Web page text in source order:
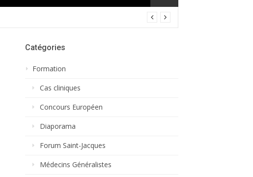
Catégories
Formation
Cas cliniques
Concours Européen
Diaporama
Forum Saint-Jacques
Médecins Généralistes